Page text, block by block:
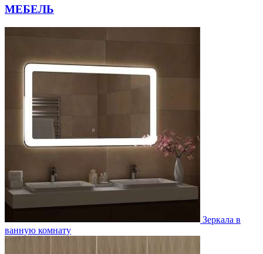
МЕБЕЛЬ
Зеркала в
ванную комнату